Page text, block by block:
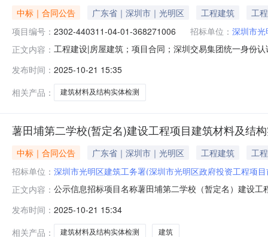
中标｜合同公告 广东省｜深圳市｜光明区 工程建筑
工程
项目编号： 2302-440311-04-01-368271006 招标单位： 深圳市
正文内容： 工程建设|房屋建筑；项目合同；深圳交易集团统一身份
光明区政府投资工程项目前期工作中心）中标人名称：
发布时间： 2025-10-21 15:35
相关产品：
建筑材料及结构实体检测
薯田埔第二学校(暂定名)建设工程项目建筑材料及结
中标｜合同公告 广东省｜深圳市｜光明区 工程建筑
工程
招标单位： 深圳市光明区建筑工务署(深圳市光明区政府投资工程项
正文内容： 公示信息招标项目名称薯田埔第二学校（暂定名）建设
工务署招标人统一社会信用代码12440300670022970E
发布时间： 2025-10-21 15:34
相关产品：
建筑材料及结构实体检测 建筑